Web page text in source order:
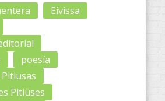
Eivissa
poesía
Pitiüses